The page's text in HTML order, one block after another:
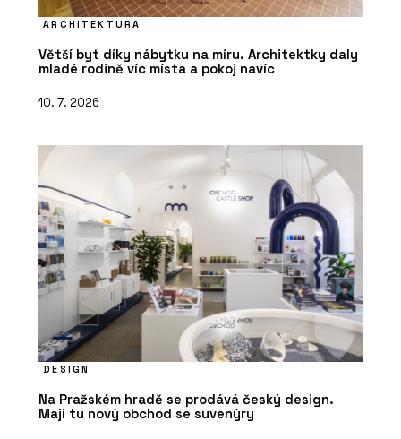
ARCHITEKTURA
Větší byt díky nábytku na míru. Architektky daly
mladé rodině víc místa a pokoj navíc
10. 7. 2026
DESIGN
Na Pražském hradě se prodává český design.
Mají tu nový obchod se suvenýry